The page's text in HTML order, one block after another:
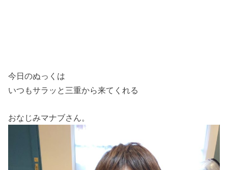
今日のぬっくは
いつもサラッと三重から来てくれる
おなじみマナブさん。